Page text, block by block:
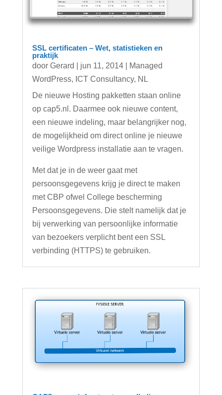
SSL certificaten – Wet, statistieken en
praktijk
door Gerard jun 11, 2014|
Managed
WordPress, ICT Consultancy, NL
De nieuwe Hosting pakketten staan online
op cap5.nl. Daarmee ook nieuwe content,
een nieuwe indeling, maar belangrijker nog,
de mogelijkheid om direct online je nieuwe
veilige Wordpress installatie aan te vragen.
Met dat je in de weer gaat met
persoonsgegevens krijg je direct te maken
met CBP ofwel College bescherming
Persoonsgegevens. Die stelt namelijk dat je
bij verwerking van persoonlijke informatie
van bezoekers verplicht bent een SSL
verbinding (HTTPS) te gebruiken.